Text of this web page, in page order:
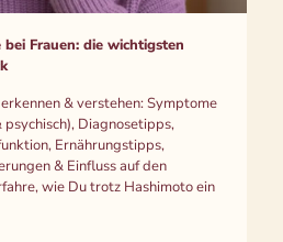
Frauen: die wichtigsten
& verstehen: Symptome
Diagnosetipps,
Ernährungstipps,
& Einfluss auf den
wie Du trotz Hashimoto ein